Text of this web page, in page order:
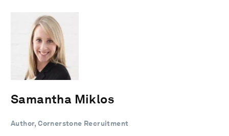
Samantha Miklos
Author, Cornerstone Recruitment